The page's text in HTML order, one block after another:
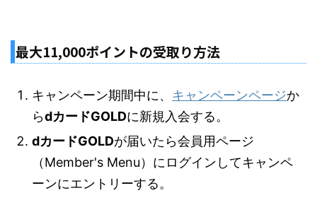
最大11,000ポイントの受取り方法
キャンペーン期間中に、 キャンペーンページか
らdカードGOLDに新規入会する。
dカードGOLDが届いたら会員用ページ
（Member's Menu）にログインしてキャンペ
ーンにエントリーする。